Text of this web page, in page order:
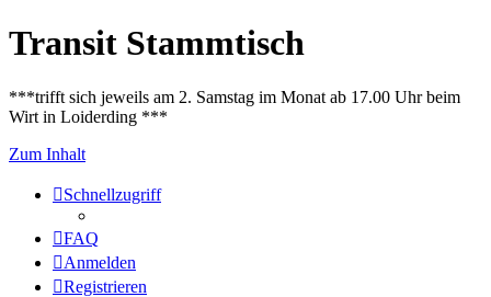
Transit Stammtisch
***trifft sich jeweils am 2. Samstag im Monat ab 17.00 Uhr beim
Wirt in Loiderding ***
Zum Inhalt
Schnellzugriff
FAQ
Anmelden
Registrieren